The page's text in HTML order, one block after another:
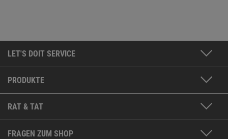
LET'S DOIT SERVICE
PRODUKTE
RAT & TAT
FRAGEN ZUM SHOP